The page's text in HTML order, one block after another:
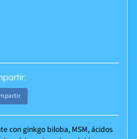
con ginkgo biloba, MSM, ácidos